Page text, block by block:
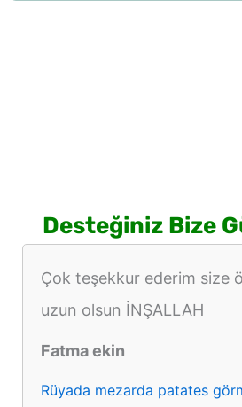
Desteğiniz Bize
Çok teşekkur ederim size
uzun olsun İNŞALLAH
Fatma ekin
Rüyada mezarda patates